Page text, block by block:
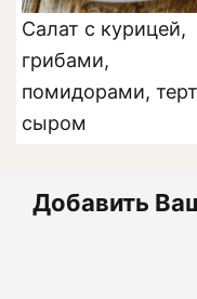
Салат с курицей,
грибами,
помидорами,
сыром
Добавить